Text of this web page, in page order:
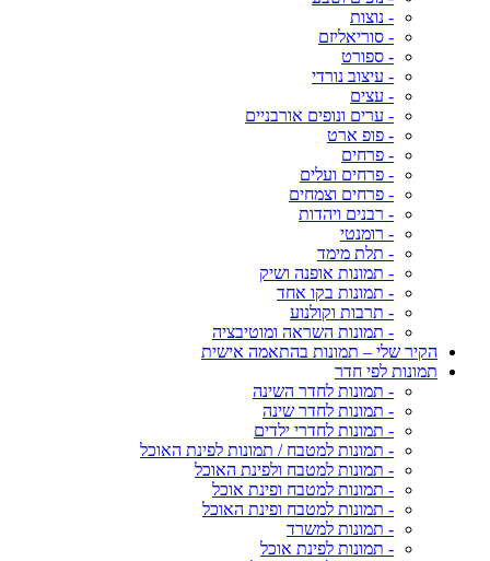
- נוצות
- סוריאליזם
- ספורט
- עיצוב נורדי
- עצים
- ערים ונופים אורבניים
- פופ ארט
- פרחים
- פרחים ועלים
- פרחים וצמחים
- רבנים ויהדות
- רומנטי
- תלת מימד
- תמונות אופנה ושיק
- תמונות בקו אחד
- תרבות וקולנוע
- תמונות השראה ומוטיבציה
הקיר שלי – תמונות בהתאמה אישית
תמונות לפי חדר
- תמונות לחדר השינה
- תמונות לחדר שינה
- תמונות לחדרי ילדים
- תמונות למטבח / תמונות לפינת האוכל
- תמונות למטבח ולפינת האוכל
- תמונות למטבח ופינת אוכל
- תמונות למטבח ופינת האוכל
- תמונות למשרד
- תמונות לפינת אוכל